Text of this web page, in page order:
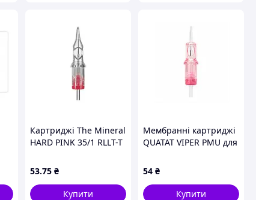
Картриджі The Mineral
HARD PINK 35/1 RLLT-T
53.75 ₴
Купити
Мембранні картриджі
QUATAT VIPER PMU для
макіяжу SLO 0,3/1 RLLT,
1 шт.
54 ₴
Купити